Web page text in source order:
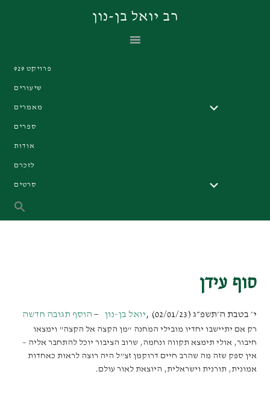
רב יואל בן-נון
פרויקט 929
שיעורים
מאמרים
ספרים
אודות
לזכרם
סרטים
סוף עידן
י׳ בטבת ה׳תשפ״ג (02/01/23) , יואל בן-נון הוסף תגובה חדשה
רק אם יתיישבו יחדיו מובילי המחנה “מן הקצה אל הקצה” וימצאו
חיבור, אולי תימצא תקווה ונחמה, שרוב הציבור יוכל להתחבר אליה –
אין ספק שזה מה שהרב חיים דרוקמן זצ”ל היה רוצה לראות כאחדות
אמונית, תורנית וישראלית, היוצאת לאור עולם.